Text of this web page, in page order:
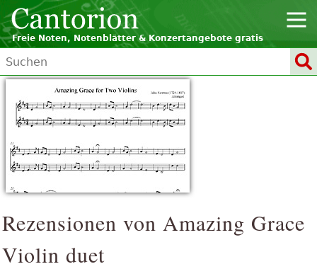
Freie Noten, Notenblätter & Konzertangebote gratis
Rezensionen von Amazing Grace
Violin duet